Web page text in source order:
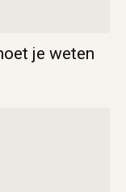
je weten